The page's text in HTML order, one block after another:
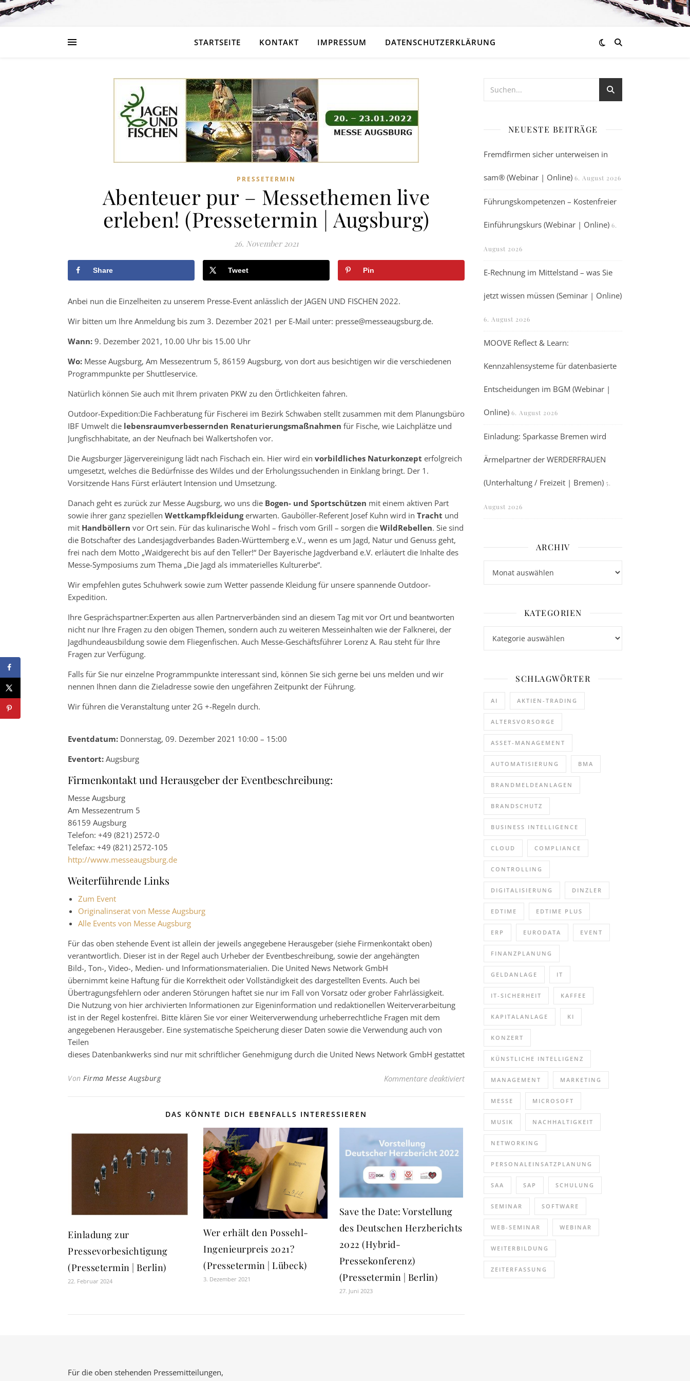
STARTSEITE KONTAKT IMPRESSUM DATENSCHUTZERKLÄRUNG
PRESSETERMIN
Abenteuer pur – Messethemen live
erleben! (Pressetermin | Augsburg)
26. November 2021
Share Tweet Pin
Anbei nun die Einzelheiten zu unserem Presse-Event anlässlich der JAGEN UND FISCHEN 2022.
Wir bitten um Ihre Anmeldung bis zum 3. Dezember 2021 per E-Mail unter: presse@messeaugsburg.de.
Wann: 9. Dezember 2021, 10.00 Uhr bis 15.00 Uhr
Wo: Messe Augsburg, Am Messezentrum 5, 86159 Augsburg, von dort aus besichtigen wir die verschiedenen
Programmpunkte per Shuttleservice.
Natürlich können Sie auch mit Ihrem privaten PKW zu den Örtlichkeiten fahren.
Outdoor-Expedition:Die Fachberatung für Fischerei im Bezirk Schwaben stellt zusammen mit dem Planungsbüro
IBF Umwelt die lebensraumverbessernden Renaturierungsmaßnahmen für Fische, wie Laichplätze und
Jungfischhabitate, an der Neufnach bei Walkertshofen vor.
Die Augsburger Jägervereinigung lädt nach Fischach ein. Hier wird ein vorbildliches Naturkonzept erfolgreich
umgesetzt, welches die Bedürfnisse des Wildes und der Erholungssuchenden in Einklang bringt. Der 1.
Vorsitzende Hans Fürst erläutert Intension und Umsetzung.
Danach geht es zurück zur Messe Augsburg, wo uns die Bogen- und Sportschützen mit einem aktiven Part
sowie ihrer ganz speziellen Wettkampfkleidungerwarten. Gauböller-Referent Josef Kuhn wird in Tracht und
mit Handböllern vor Ort sein. Für das kulinarische Wohl – frisch vom Grill – sorgen die WildRebellen. Sie sind
die Botschafter des Landesjagdverbandes Baden-Württemberg e.V., wenn es um Jagd, Natur und Genuss geht,
frei nach dem Motto „Waidgerecht bis auf den Teller!“ Der Bayerische Jagdverband e.V. erläutert die Inhalte des
Messe-Symposiums zum Thema „Die Jagd als immaterielles Kulturerbe“.
Wir empfehlen gutes Schuhwerk sowie zum Wetter passende Kleidung für unsere spannende Outdoor-
Expedition.
Ihre Gesprächspartner:Experten aus allen Partnerverbänden sind an diesem Tag mit vor Ort und beantworten
nicht nur Ihre Fragen zu den obigen Themen, sondern auch zu weiteren Messeinhalten wie der Falknerei, der
Jagdhundeausbildung sowie dem Fliegenfischen. Auch Messe-Geschäftsführer Lorenz A. Rau steht für Ihre
Fragen zur Verfügung.
Falls für Sie nur einzelne Programmpunkte interessant sind, können Sie sich gerne bei uns melden und wir
nennen Ihnen dann die Zieladresse sowie den ungefähren Zeitpunkt der Führung.
Wir führen die Veranstaltung unter 2G +-Regeln durch.
Eventdatum: Donnerstag, 09. Dezember 2021 10:00 – 15:00
Eventort: Augsburg
Firmenkontakt und Herausgeber der Eventbeschreibung:
Messe Augsburg
Am Messezentrum 5
86159 Augsburg
Telefon: +49 (821) 2572-0
Telefax: +49 (821) 2572-105
http://www.messeaugsburg.de
Weiterführende Links
Zum Event
Originalinserat von Messe Augsburg
Alle Events von Messe Augsburg
Für das oben stehende Event ist allein der jeweils angegebene Herausgeber (siehe Firmenkontakt oben)
verantwortlich. Dieser ist in der Regel auch Urheber der Eventbeschreibung, sowie der angehängten
Bild-, Ton-, Video-, Medien- und Informationsmaterialien. Die United News Network GmbH
übernimmt keine Haftung für die Korrektheit oder Vollständigkeit des dargestellten Events. Auch bei
Übertragungsfehlern oder anderen Störungen haftet sie nur im Fall von Vorsatz oder grober Fahrlässigkeit.
Die Nutzung von hier archivierten Informationen zur Eigeninformation und redaktionellen Weiterverarbeitung
ist in der Regel kostenfrei. Bitte klären Sie vor einer Weiterverwendung urheberrechtliche Fragen mit dem
angegebenen Herausgeber. Eine systematische Speicherung dieser Daten sowie die Verwendung auch von
Teilen
dieses Datenbankwerks sind nur mit schriftlicher Genehmigung durch die United News Network GmbH gestattet
Von Firma Messe Augsburg Kommentare deaktiviertfür Abenteuer pur – Messethemen live erleben! (Pressetermin |
DAS KÖNNTE DICH EBENFALLS INTERESSIEREN
Einladung zur
Pressevorbesichtigung
(Pressetermin | Berlin)
22. Februar 2024
Wer erhält den Possehl-
Ingenieurpreis 2021?
(Pressetermin | Lübeck)
3. Dezember 2021
Save the Date: Vorstellung
des Deutschen Herzberichts
2022 (Hybrid-
Pressekonferenz)
(Pressetermin | Berlin)
27. Juni 2023
NEUESTE BEITRÄGE
Fremdfirmen sicher unterweisen in
sam® (Webinar | Online) 6. August 2026
Führungskompetenzen – Kostenfreier
Einführungskurs (Webinar | Online) 6.
August 2026
E-Rechnung im Mittelstand – was Sie
jetzt wissen müssen (Seminar | Online)
6. August 2026
MOOVE Reflect & Learn:
Kennzahlensysteme für datenbasierte
Entscheidungen im BGM (Webinar |
Online) 6. August 2026
Einladung: Sparkasse Bremen wird
Ärmelpartner der WERDERFRAUEN
(Unterhaltung / Freizeit | Bremen) 5.
August 2026
ARCHIV
KATEGORIEN
SCHLAGWÖRTER
AI AKTIEN-TRADING
ALTERSVORSORGE
ASSET-MANAGEMENT
AUTOMATISIERUNG BMA
BRANDMELDEANLAGEN
BRANDSCHUTZ
BUSINESS INTELLIGENCE
CLOUD COMPLIANCE
CONTROLLING
DIGITALISIERUNG DINZLER
EDTIME EDTIME PLUS
ERP EURODATA EVENT
FINANZPLANUNG
GELDANLAGE IT
IT-SICHERHEIT KAFFEE
KAPITALANLAGE KI
KONZERT
KÜNSTLICHE INTELLIGENZ
MANAGEMENT MARKETING
MESSE MICROSOFT
MUSIK NACHHALTIGKEIT
NETWORKING
PERSONALEINSATZPLANUNG
SAA SAP SCHULUNG
SEMINAR SOFTWARE
WEB-SEMINAR WEBINAR
WEITERBILDUNG
ZEITERFASSUNG
Für die oben stehenden Pressemitteilungen,